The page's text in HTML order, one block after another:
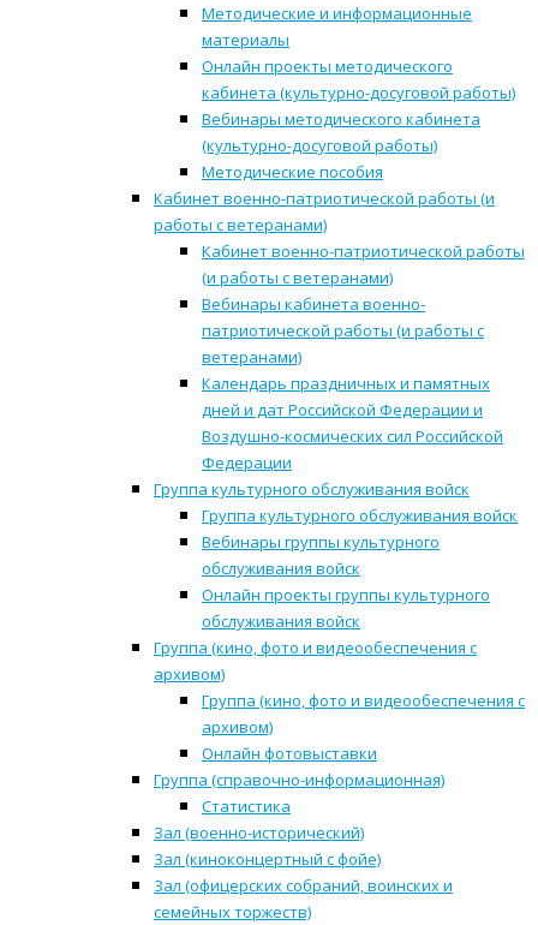
Методические и информационные
материалы
Онлайн проекты методического
кабинета (культурно-досуговой работы)
Вебинары методического кабинета
(культурно-досуговой работы)
Методические пособия
Кабинет военно-патриотической работы (и
работы с ветеранами)
Кабинет военно-патриотической работы
(и работы с ветеранами)
Вебинары кабинета военно-
патриотической работы (и работы с
ветеранами)
Календарь праздничных и памятных
дней и дат Российской Федерации и
Воздушно-космических сил Российской
Федерации
Группа культурного обслуживания войск
Группа культурного обслуживания войск
Вебинары группы культурного
обслуживания войск
Онлайн проекты группы культурного
обслуживания войск
Группа (кино, фото и видеообеспечения с
архивом)
Группа (кино, фото и видеообеспечения с
архивом)
Онлайн фотовыставки
Группа (справочно-информационная)
Статистика
Зал (военно-исторический)
Зал (киноконцертный с фойе)
Зал (офицерских собраний, воинских и
семейных торжеств)